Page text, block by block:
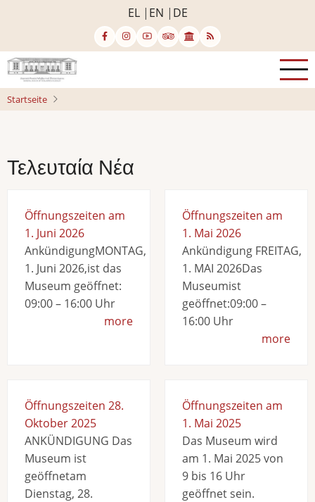
EL EN DE
Startseite
Τελευταία Νέα
Öffnungszeiten am
1. Juni 2026
AnkündigungMONTAG,
1. Juni 2026,ist das
Museum geöffnet:
09:00 – 16:00 Uhr
more
Öffnungszeiten am
1. Mai 2026
Ankündigung FREITAG,
1. MAI 2026Das
Museumist
geöffnet:09:00 –
16:00 Uhr
more
Öffnungszeiten 28.
Oktober 2025
ANKÜNDIGUNG Das
Museum ist
geöffnetam
Dienstag, 28.
Öffnungszeiten am
1. Mai 2025
Das Museum wird
am 1. Mai 2025 von
9 bis 16 Uhr
geöffnet sein.